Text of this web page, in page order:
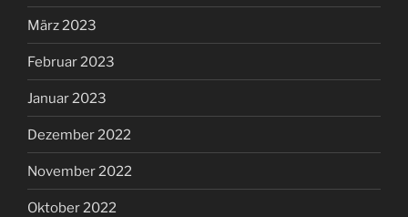
März 2023
Februar 2023
Januar 2023
Dezember 2022
November 2022
Oktober 2022